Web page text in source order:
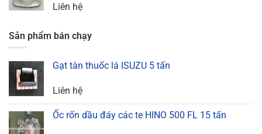
Liên hệ
Sản phẩm bán chạy
Gạt tàn thuốc lá ISUZU 5 tấn
Liên hệ
Ốc rốn dầu đáy các te HINO 500 FL 15 tấn